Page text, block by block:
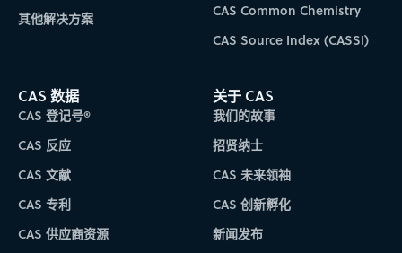
其他解决方案
CAS Common Chemistry
CAS Source Index (CASSI)
CAS 数据
CAS 登记号®
CAS 反应
CAS 文献
CAS 专利
CAS 供应商资源
关于 CAS
我们的故事
招贤纳士
CAS 未来领袖
CAS 创新孵化
新闻发布